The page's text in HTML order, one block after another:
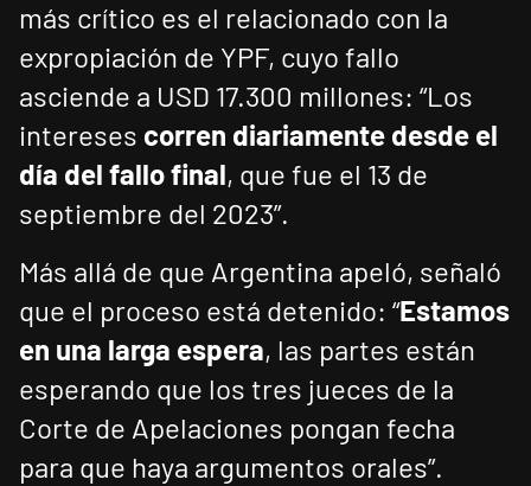
más crítico es el relacionado con la
expropiación de YPF, cuyo fallo
asciende a USD 17.300 millones: “Los
intereses corren diariamente desde el
día del fallo final, que fue el 13 de
septiembre del 2023”.
Más allá de que Argentina apeló, señaló
que el proceso está detenido: “Estamos
en una larga espera, las partes están
esperando que los tres jueces de la
Corte de Apelaciones pongan fecha
para que haya argumentos orales”.